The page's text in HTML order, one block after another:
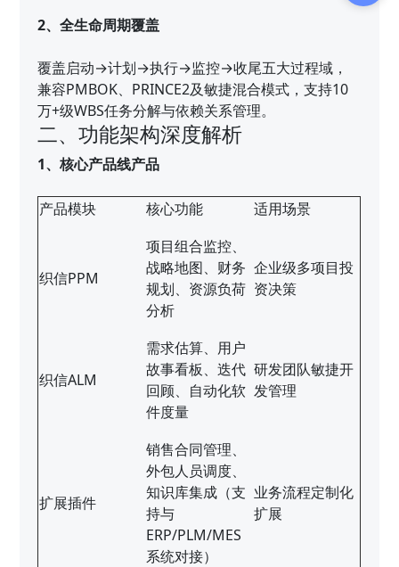
2、全生命周期覆盖
覆盖启动→计划→执行→监控→收尾五大过程域，
兼容PMBOK、PRINCE2及敏捷混合模式，支持10
万+级WBS任务分解与依赖关系管理。
二、功能架构深度解析
1、核心产品线产品
产品模块 核心功能 适用场景
织信PPM
项目组合监控、
战略地图、财务
规划、资源负荷
分析
企业级多项目投
资决策
织信ALM
需求估算、用户
故事看板、迭代
回顾、自动化软
件度量
研发团队敏捷开
发管理
扩展插件
销售合同管理、
外包人员调度、
知识库集成（支
持与
ERP/PLM/MES
系统对接）
业务流程定制化
扩展